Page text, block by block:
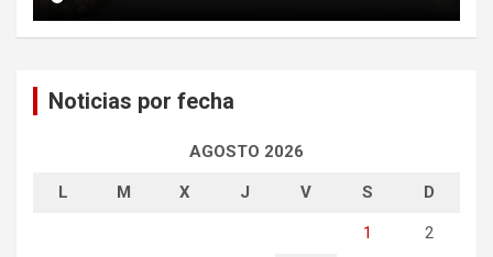
Noticias por fecha
AGOSTO 2026
L M X J V S D
1 2